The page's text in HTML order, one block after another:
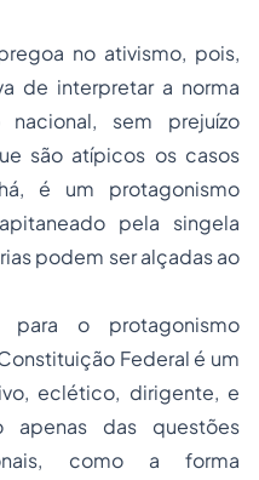
no ativismo, pois,
de interpretar a norma
sem prejuízo
são atípicos os casos
é um protagonismo
pela singela
podem ser alçadas ao
para o protagonismo
Federal é um
eclético, dirigente, e
apenas das questões
como a forma